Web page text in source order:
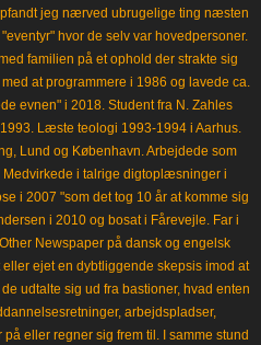
jeg nærved ubrugelige ting næsten
hvor de selv var hovedpersoner.
familien på et ophold der strakte sig
at programmere i 1986 og lavede ca.
evnen" i 2018. Student fra N. Zahles
Læste teologi 1993-1994 i Aarhus.
Lund og København. Arbejdede som
i talrige digtoplæsninger i
i 2007 "som det tog 10 år at komme sig
i 2010 og bosat i Fårevejle. Far i
Newspaper på dansk og engelsk
ejet en dybtliggende skepsis imod at
udtalte sig ud fra bastioner, hvad enten
arbejdspladser,
eller regner sig frem til. I samme stund